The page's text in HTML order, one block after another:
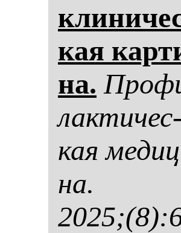
кая
на.
лак­ти­чес­
кая
на.